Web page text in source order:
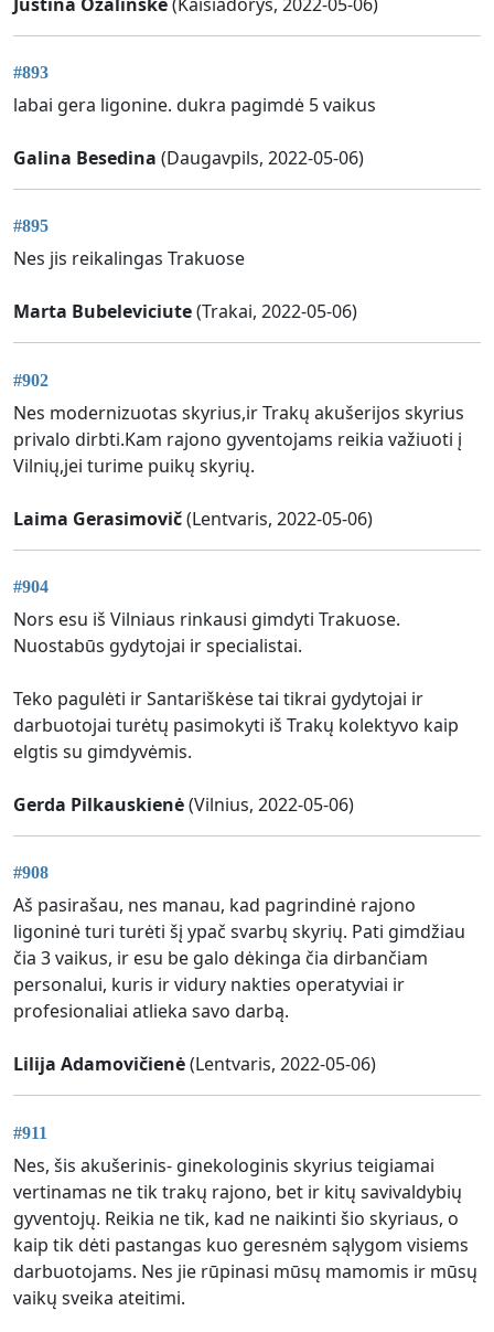
#893
labai gera ligonine. dukra pagimdė 5 vaikus
Galina Besedina (Daugavpils, 2022-05-06)
#895
Nes jis reikalingas Trakuose
Marta Bubeleviciute(Trakai, 2022-05-06)
#902
Nes modernizuotas skyrius,ir Trakų akušerijos skyrius
privalo dirbti.Kam rajono gyventojams reikia važiuoti į
Vilnių,jei turime puikų skyrių.
Laima Gerasimovič(Lentvaris, 2022-05-06)
#904
Nors esu iš Vilniaus rinkausi gimdyti Trakuose.
Nuostabūs gydytojai ir specialistai.
Teko pagulėti ir Santariškėse tai tikrai gydytojai ir
darbuotojai turėtų pasimokyti iš Trakų kolektyvo kaip
elgtis su gimdyvėmis.
Gerda Pilkauskienė(Vilnius, 2022-05-06)
#908
Aš pasirašau, nes manau, kad pagrindinė rajono
ligoninė turi turėti šį ypač svarbų skyrių. Pati gimdžiau
čia 3 vaikus, ir esu be galo dėkinga čia dirbančiam
personalui, kuris ir vidury nakties operatyviai ir
profesionaliai atlieka savo darbą.
Lilija Adamovičienė(Lentvaris, 2022-05-06)
#911
Nes, šis akušerinis- ginekologinis skyrius teigiamai
vertinamas ne tik trakų rajono, bet ir kitų savivaldybių
gyventojų. Reikia ne tik, kad ne naikinti šio skyriaus, o
kaip tik dėti pastangas kuo geresnėm sąlygom visiems
darbuotojams. Nes jie rūpinasi mūsų mamomis ir mūsų
vaikų sveika ateitimi.